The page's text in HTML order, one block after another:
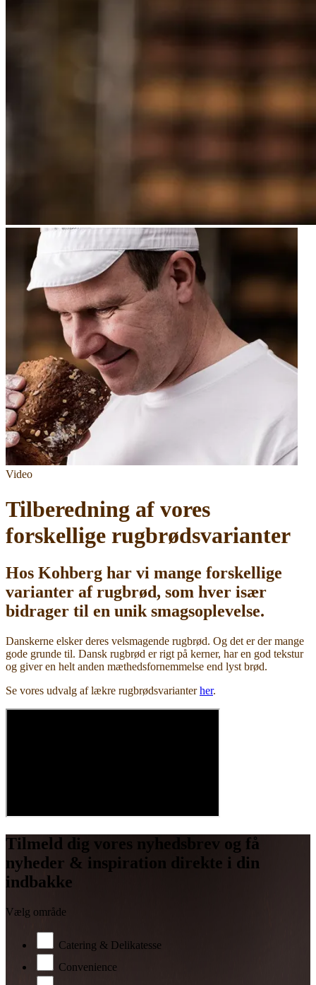
Video
Tilberedning af vores
forskellige rugbrødsvarianter
Hos Kohberg har vi mange forskellige
varianter af rugbrød, som hver især
bidrager til en unik smagsoplevelse.
Danskerne elsker deres velsmagende rugbrød. Og det er der mange
gode grunde til. Dansk rugbrød er rigt på kerner, har en god tekstur
og giver en helt anden mæthedsfornemmelse end lyst brød.
Se vores udvalg af lækre rugbrødsvarianterher.
Tilmeld dig vores nyhedsbrev og få
nyheder & inspiration direkte i din
indbakke
Vælg område
Catering & Delikatesse
Convenience